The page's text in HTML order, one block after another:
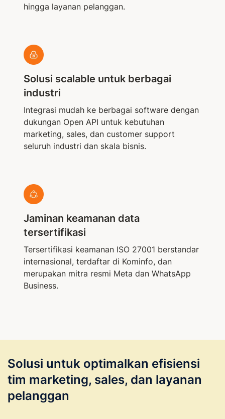
hingga layanan pelanggan.
Solusi scalable untuk berbagai
industri
Integrasi mudah ke berbagai software dengan
dukungan Open API untuk kebutuhan
marketing, sales, dan customer support
seluruh industri dan skala bisnis.
Jaminan keamanan data
tersertifikasi
Tersertifikasi keamanan ISO 27001 berstandar
internasional, terdaftar di Kominfo, dan
merupakan mitra resmi Meta dan WhatsApp
Business.
Solusi untuk optimalkan efisiensi
tim marketing, sales, dan layanan
pelanggan